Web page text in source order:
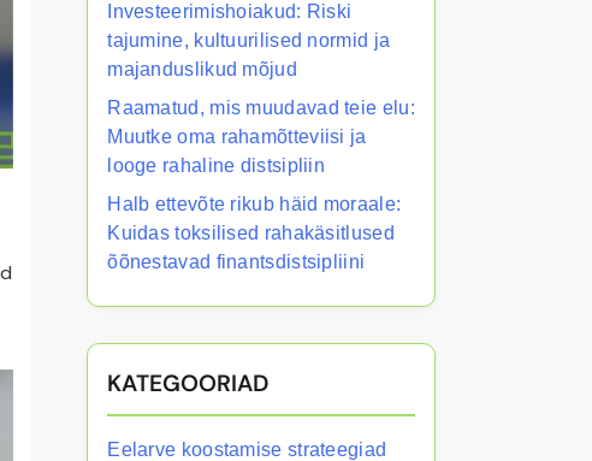
Investeerimishoiakud: Riski
tajumine, kultuurilised normid ja
majanduslikud mõjud
Raamatud, mis muudavad teie elu:
Muutke oma rahamõtteviisi ja
looge rahaline distsipliin
Halb ettevõte rikub häid moraale:
Kuidas toksilised rahakäsitlused
õõnestavad finantsdistsipliini
KATEGOORIAD
Eelarve koostamise strateegiad